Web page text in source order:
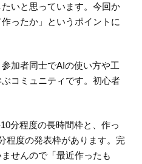
いと思っています。今回か
ったか」というポイントに
加者同士でAIの使い方や工
コミュニティです。初心者
分程度の長時間枠と、作っ
程度の発表枠があります。完
せんので「最近作ったも